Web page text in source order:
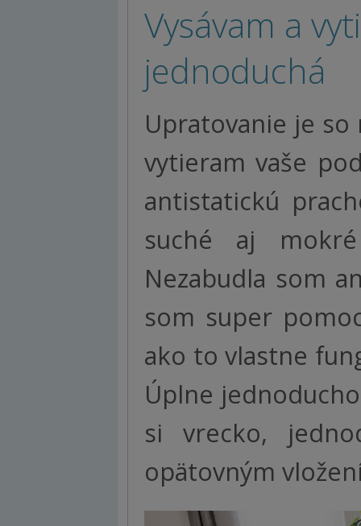
Vysávam a
jednoduchá
Upratovanie je
vytieram vaše
antistatickú
suché aj
Nezabudla som
som super
ako to vlastne
Úplne
si vrecko,
opätovným